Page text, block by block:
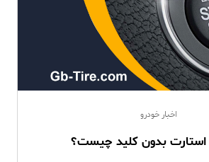
اخبار خودرو
بدون کلید چیست؟